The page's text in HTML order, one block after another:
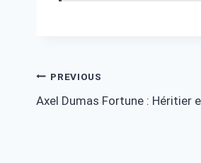
Post
navigation
PREVIOUS
Axel Dumas Fortune : Héritier